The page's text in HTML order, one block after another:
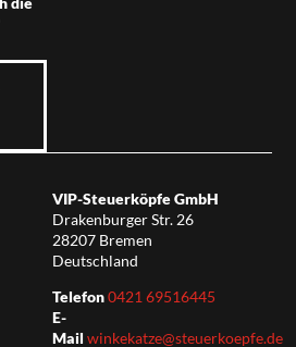
VIP-Steuerköpfe GmbH
Drakenburger Str. 26
28207 Bremen
Deutschland
Telefon0421 69516445
E-
Mail winkekatze@steuerkoepfe.de